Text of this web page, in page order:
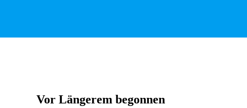
Vor Längerem begonnen